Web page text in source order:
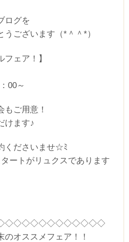
ログを
ございます（*＾＾*）
フェア！】
00～
もご用意！
けます♪
くださいませ☆ﾐ
ートがリュクスであります
オススメフェア！！